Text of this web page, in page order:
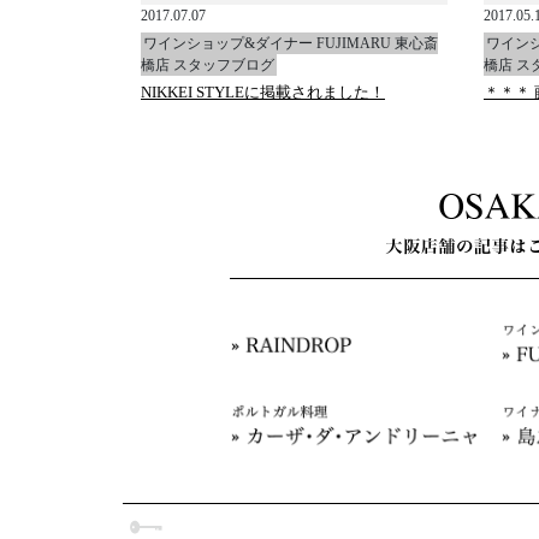
2017.07.07
ワインショップ&ダイナー FUJIMARU 東心斎
橋店 スタッフブログ
NIKKEI STYLEに掲載されました！
ワイン
橋店 ス
＊＊＊